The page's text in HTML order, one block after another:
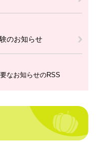
のお知らせ
なお知らせのRSS